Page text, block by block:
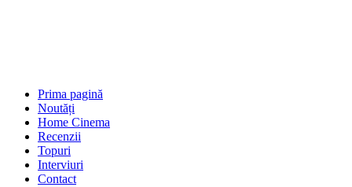
Prima pagină
Noutăți
Home Cinema
Recenzii
Topuri
Interviuri
Contact